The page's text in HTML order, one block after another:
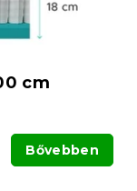
cm
Bővebben